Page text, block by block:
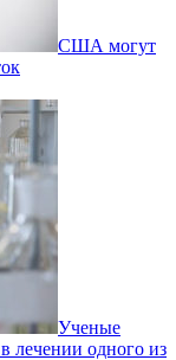
США могут
Ученые
лечении одного из